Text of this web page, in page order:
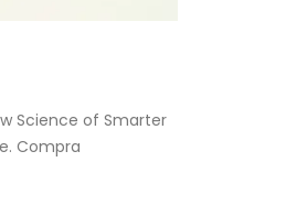
Science of Smarter
Compra